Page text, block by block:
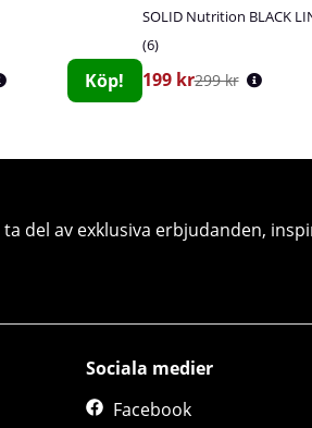
Köp!
SOLID Nutrition BLACK
6
199 kr299 kr
del av exklusiva erbjudanden,
Sociala medier
Facebook